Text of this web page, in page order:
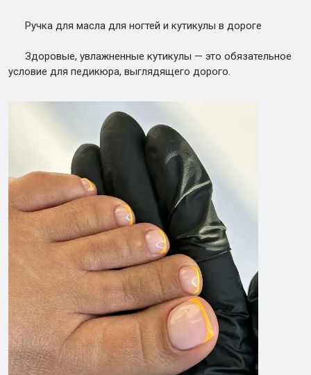
Ручка для масла для ногтей и кутикулы в дороге
Здоровые, увлажненные кутикулы — это обязательное
условие для педикюра, выглядящего дорого.